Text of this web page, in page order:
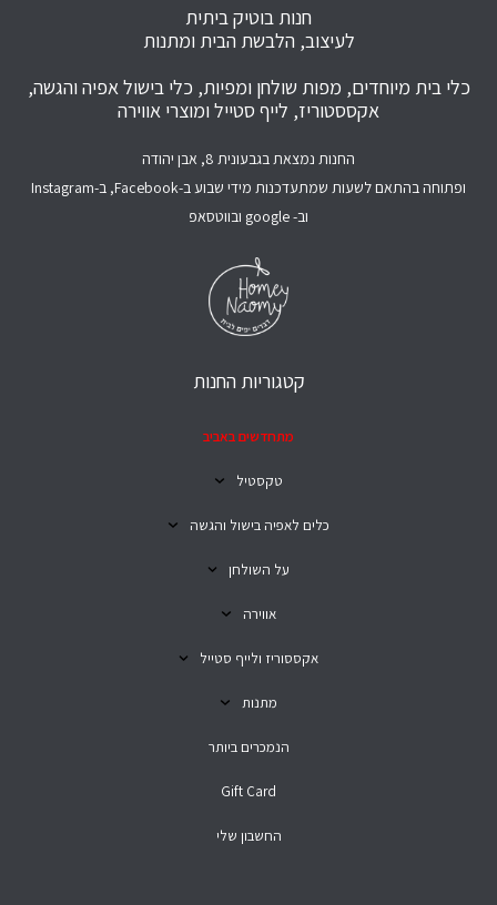
חנות בוטיק ביתית
לעיצוב, הלבשת הבית ומתנות
כלי בית מיוחדים, מפות שולחן ומפיות, כלי בישול אפיה והגשה,
אקססטוריז, לייף סטייל ומוצרי אווירה
החנות נמצאת בגבעונית 8, אבן יהודה
ופתוחה בהתאם לשעות שמתעדכנות מידי שבוע ב-Facebook, ב-Instagram
וב- google ובווטסאפ
קטגוריות החנות
מתחדשים באביב
טקסטיל
כלים לאפיה בישול והגשה
על השולחן
אווירה
אקססוריז ולייף סטייל
מתנות
הנמכרים ביותר
Gift Card
החשבון שלי